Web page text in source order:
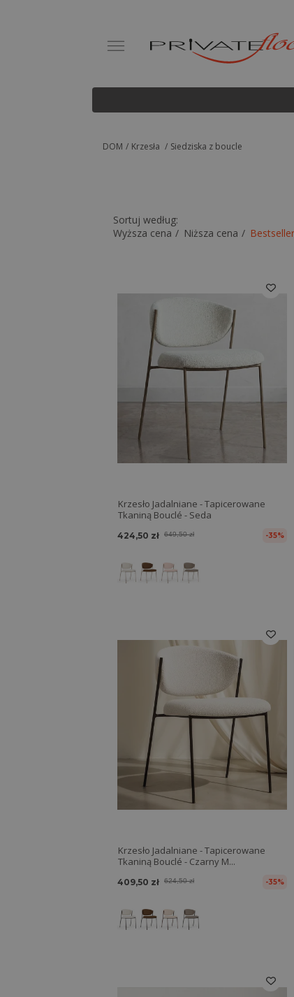
DOM Krzesła Siedziska z boucle
Sortuj według:
Wyższa cena
Niższa cena Bestseller
Krzesło Jadalniane - Tapicerowane
Tkaniną Bouclé - Seda
424,50 zł 649,50 zł -35%
Krzesło Jadalniane - Tapicerowane
Tkaniną Bouclé - Czarny M...
409,50 zł 624,50 zł -35%